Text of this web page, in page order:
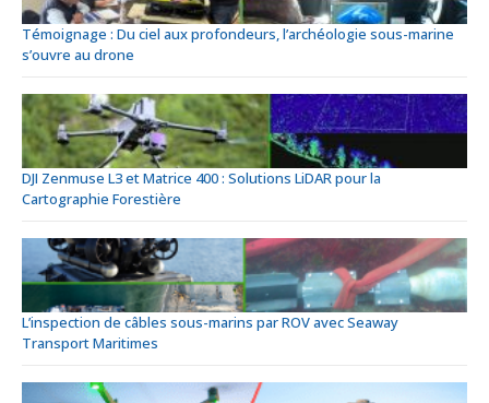
Témoignage : Du ciel aux profondeurs, l’archéologie sous-marine
s’ouvre au drone
DJI Zenmuse L3 et Matrice 400 : Solutions LiDAR pour la
Cartographie Forestière
L’inspection de câbles sous-marins par ROV avec Seaway
Transport Maritimes